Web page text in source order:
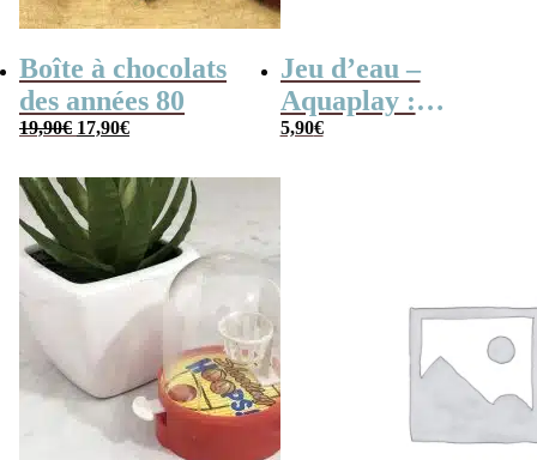
Boîte à chocolats
des années 80
19,90€ Le
était :
19,90€.
17,90€Le
est :
17,90€.
Jeu d’eau –
Aquaplay :
anneaux,
Inspiré de
Wonderful
Waterfuls
5,90€